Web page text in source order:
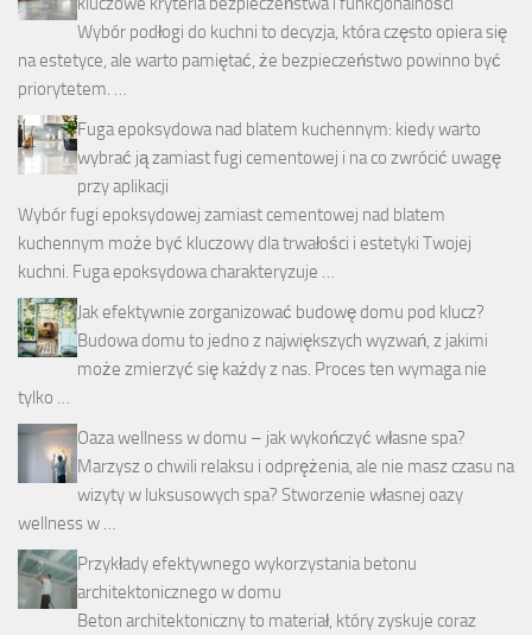
Wybór podłogi do kuchni to decyzja, która często opiera się
na estetyce, ale warto pamiętać, że bezpieczeństwo powinno być
priorytetem. …
Fuga epoksydowa nad blatem kuchennym: kiedy warto
wybrać ją zamiast fugi cementowej i na co zwrócić uwagę
przy aplikacji
Wybór fugi epoksydowej zamiast cementowej nad blatem
kuchennym może być kluczowy dla trwałości i estetyki Twojej
kuchni. Fuga epoksydowa charakteryzuje …
Jak efektywnie zorganizować budowę domu pod klucz?
Budowa domu to jedno z największych wyzwań, z jakimi
może zmierzyć się każdy z nas. Proces ten wymaga nie
tylko …
Oaza wellness w domu – jak wykończyć własne spa?
Marzysz o chwili relaksu i odprężenia, ale nie masz czasu na
wizyty w luksusowych spa? Stworzenie własnej oazy
wellness w …
Przykłady efektywnego wykorzystania betonu
architektonicznego w domu
Beton architektoniczny to materiał, który zyskuje coraz